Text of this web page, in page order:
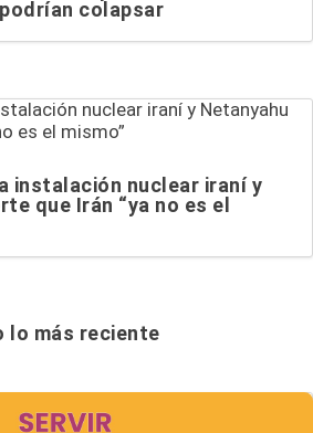
colapsar
instalación nuclear iraní y
que Irán “ya no es el
lo más reciente